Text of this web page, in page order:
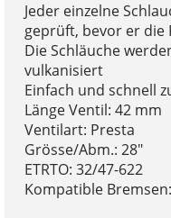
Jeder einzelne
geprüft, bevor er die
Die Schläuche
vulkanisiert
Einfach und schnell
Länge Ventil: 42 mm
Ventilart: Presta
Grösse/Abm.: 28"
ETRTO: 32/47-622
Kompatible